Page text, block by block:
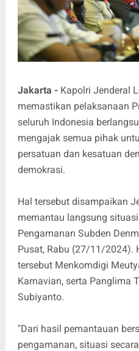
Jakarta - Kapolri Jenderal
memastikan pelaksanaan
seluruh Indonesia
mengajak semua pihak
persatuan dan kesatuan
demokrasi.
Hal tersebut disampaikan
memantau langsung
Pengamanan Subden
Pusat, Rabu (27/11/2024).
tersebut Menkomdigi
Karnavian, serta Panglima
Subiyanto.
"Dari hasil pemantauan
pengamanan, situasi